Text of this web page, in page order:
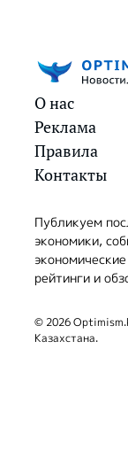
О нас
Реклама
Правила
Контакты
Публикуем
экономики,
рейтинги и
© 2026
Казахстана.